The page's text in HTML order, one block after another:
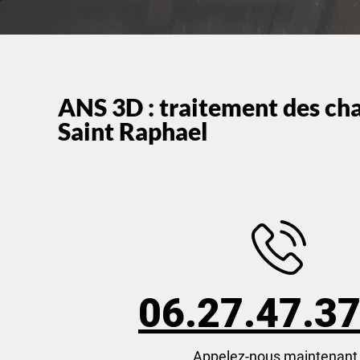
ANS 3D : traitement des
Saint Raphael